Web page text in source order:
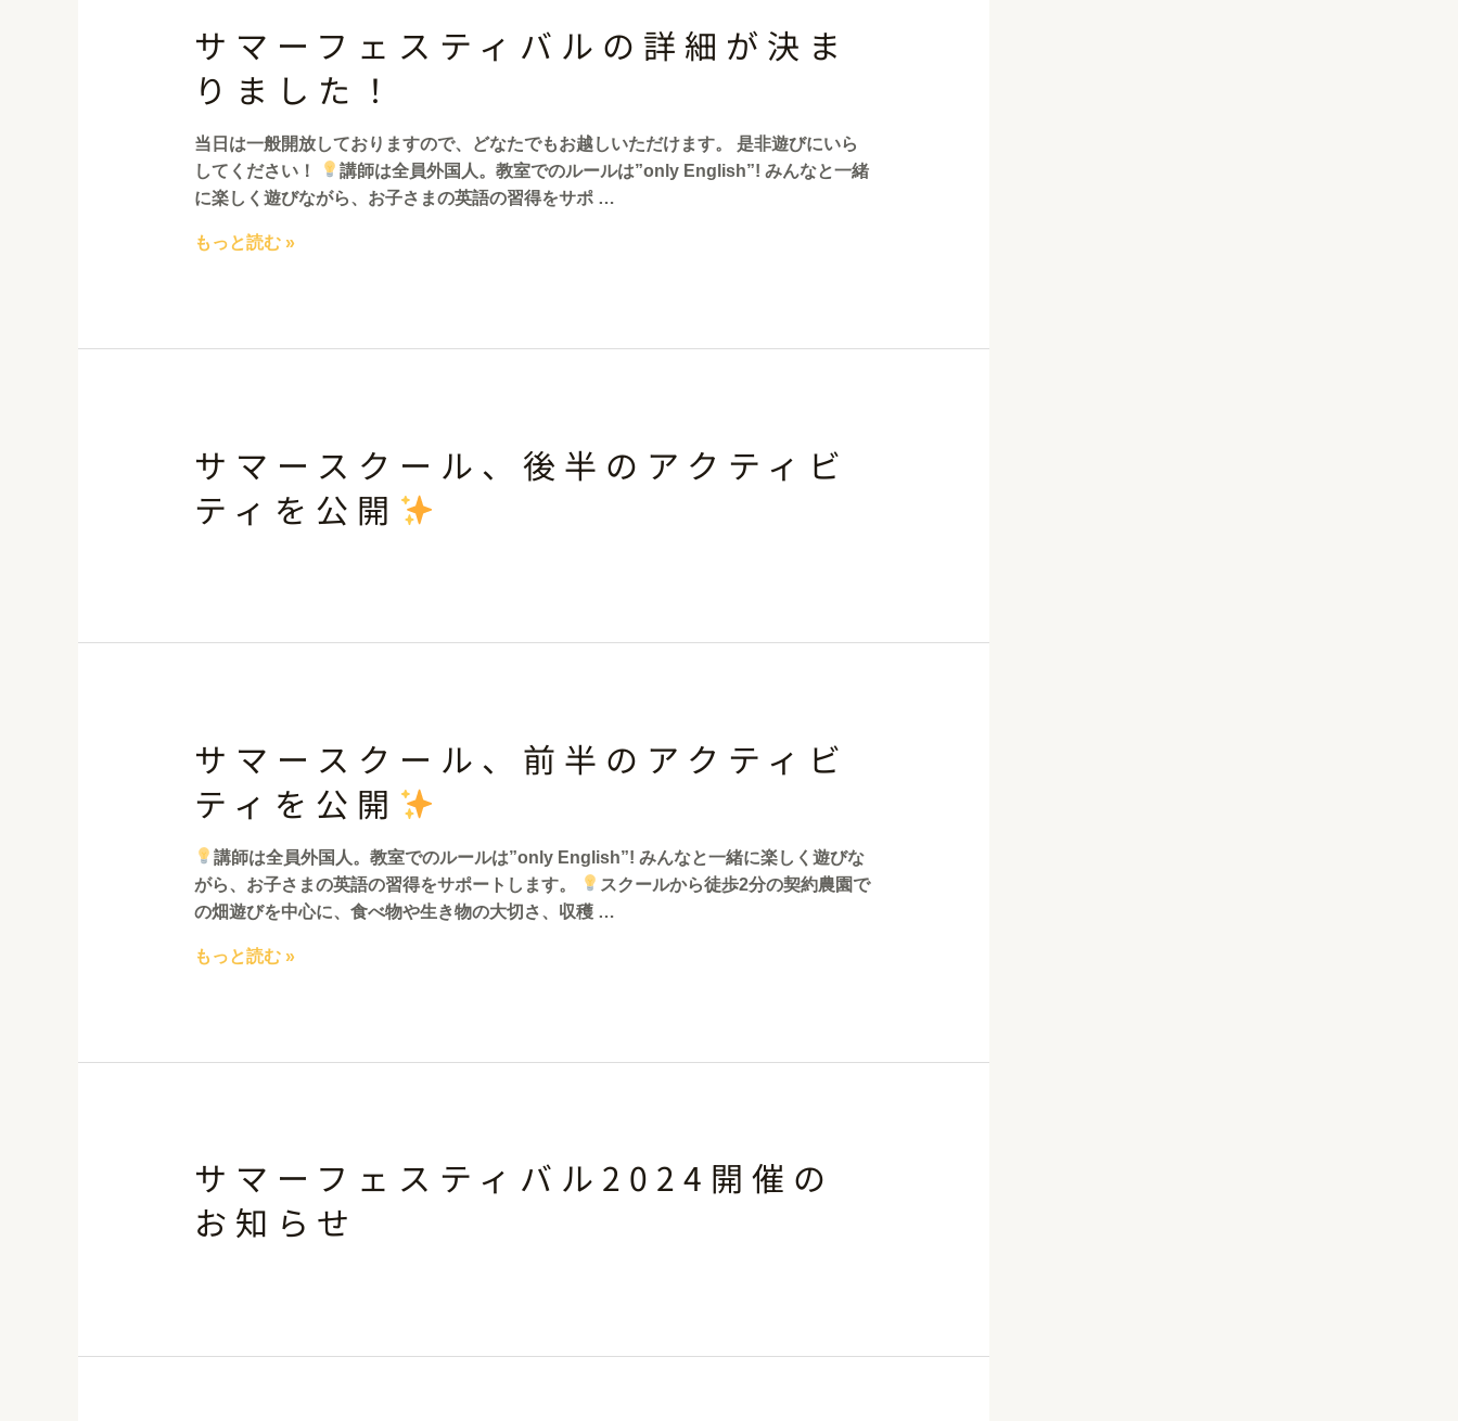
サマーフェスティバルの詳細が決ま
りました！
当日は一般開放しておりますので、どなたでもお越しいただけます。 是非遊びにいら
してください！
講師は全員外国人。教室でのルールは”only English”! みんなと一緒
に楽しく遊びながら、お子さまの英語の習得をサポ …
もっと読む »
サマースクール、後半のアクティビ
ティを公開
サマースクール、前半のアクティビ
ティを公開
講師は全員外国人。教室でのルールは”only English”! みんなと一緒に楽しく遊びな
がら、お子さまの英語の習得をサポートします。
スクールから徒歩2分の契約農園で
の畑遊びを中心に、食べ物や生き物の大切さ、収穫 …
もっと読む »
サマーフェスティバル2024開催の
お知らせ